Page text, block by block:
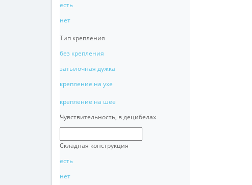
есть
нет
Тип крепления
без крепления
затылочная дужка
крепление на ухе
крепление на шее
Чувствительность, в децибелах
Складная конструкция
есть
нет